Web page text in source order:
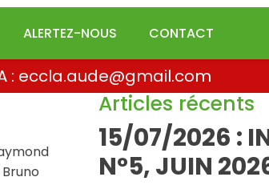
ALERTEZ-NOUS CONTACT
: eccla.aude@gmail.com
Articles récents
15/07/2026 :
N°5, JUIN